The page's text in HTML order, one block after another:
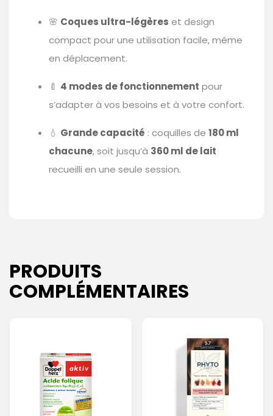
🌸 Coques ultra-légères et design
compact pour une utilisation facile, même
en déplacement.
🍼 4 modes de fonctionnement pour
s’adapter à vos besoins et à votre confort.
💧 Grande capacité : coquilles de 180 ml
chacune, soit jusqu’à 360 ml de lait
recueilli en une seule session.
PRODUITS
COMPLÉMENTAIRES